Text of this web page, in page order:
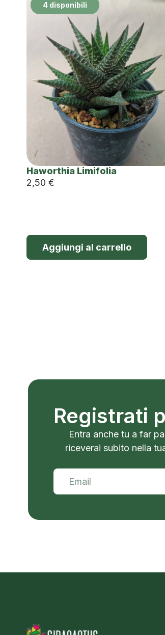
4 disponibili
Haworthia Limifolia
2,50 €
Aggiungi al carrello
Registrati
Entra anche tu a far
riceverai subito nella